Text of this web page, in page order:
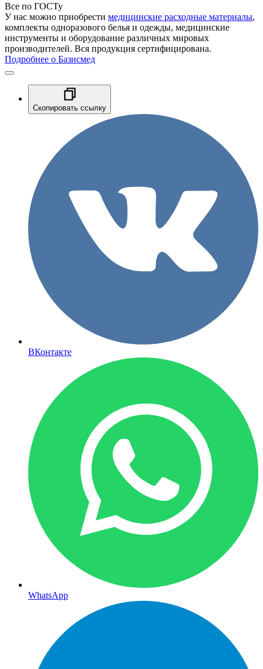
Все по ГОСТу
У нас можно приобрести медицинские расходные материалы,
комплекты одноразового белья и одежды, медицинские
инструменты и оборудование различных мировых
производителей. Вся продукция сертифицирована.
Подробнее о Базисмед
Скопировать ссылку
ВКонтакте
WhatsApp